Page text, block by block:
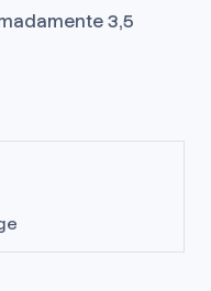
3,5